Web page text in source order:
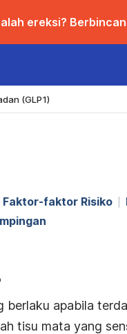
ereksi?
(GLP1)
Faktor-faktor Risiko
berlaku apabila
tisu mata yang